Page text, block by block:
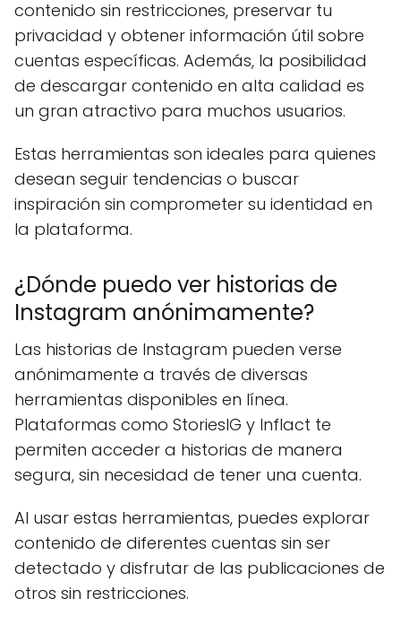
contenido sin restricciones, preservar tu
privacidad y obtener información útil sobre
cuentas específicas. Además, la posibilidad
de descargar contenido en alta calidad es
un gran atractivo para muchos usuarios.
Estas herramientas son ideales para quienes
desean seguir tendencias o buscar
inspiración sin comprometer su identidad en
la plataforma.
¿Dónde puedo ver historias de
Instagram anónimamente?
Las historias de Instagram pueden verse
anónimamente a través de diversas
herramientas disponibles en línea.
Plataformas como StoriesIG y Inflact te
permiten acceder a historias de manera
segura, sin necesidad de tener una cuenta.
Al usar estas herramientas, puedes explorar
contenido de diferentes cuentas sin ser
detectado y disfrutar de las publicaciones de
otros sin restricciones.